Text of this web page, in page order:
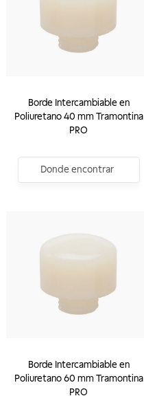
Borde Intercambiable en
Poliuretano 40 mm Tramontina
PRO
Donde encontrar
Borde Intercambiable en
Poliuretano 60 mm Tramontina
PRO